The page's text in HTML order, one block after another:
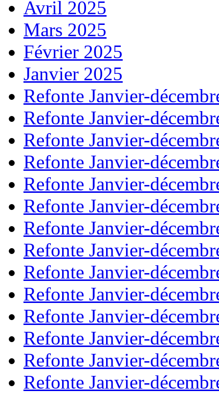
Avril 2025
Mars 2025
Février 2025
Janvier 2025
Refonte Janvier-
Refonte Janvier-
Refonte Janvier-
Refonte Janvier-
Refonte Janvier-
Refonte Janvier-
Refonte Janvier-
Refonte Janvier-
Refonte Janvier-
Refonte Janvier-
Refonte Janvier-
Refonte Janvier-
Refonte Janvier-
Refonte Janvier-